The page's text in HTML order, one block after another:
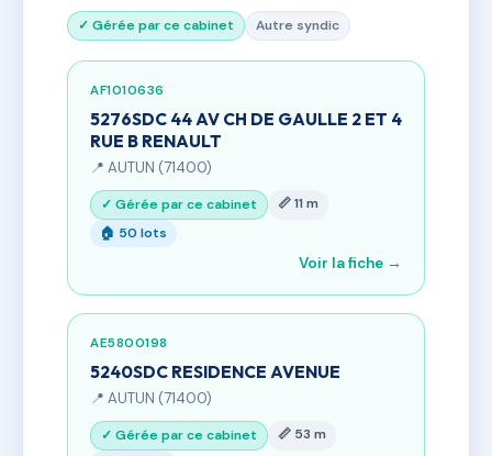
✓ Gérée par ce cabinet Autre syndic
AF1010636
5276SDC 44 AV CH DE GAULLE 2 ET 4
RUE B RENAULT
📍 AUTUN (71400)
✓ Gérée par ce cabinet
📏 11 m
🏠 50 lots
Voir la fiche →
AE5800198
5240SDC RESIDENCE AVENUE
📍 AUTUN (71400)
✓ Gérée par ce cabinet
📏 53 m